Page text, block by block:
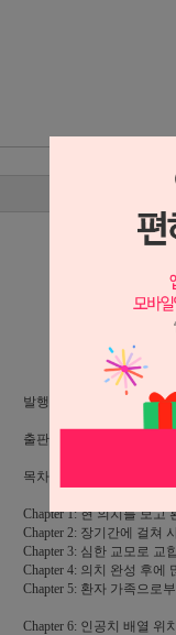
발행일: 2021.09.05, 100p/
출판: 대한나래출판사,
목차
Chapter 1: 현 의치를 보고
Chapter 2: 장기간에 걸쳐
Chapter 3: 심한 교모로 교
Chapter 4: 의치 완성 후에
Chapter 5: 환자 가족으로
Chapter 6: 인공치 배열 위